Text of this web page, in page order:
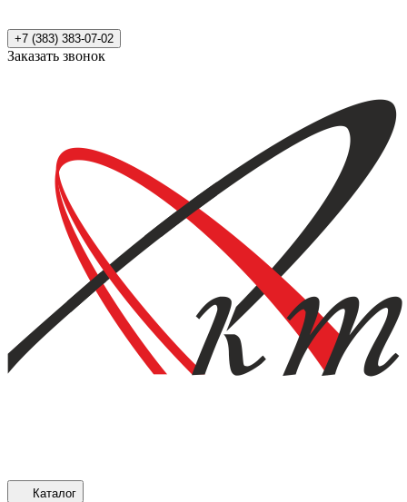
+7 (383) 383-07-02
Заказать звонок
Каталог